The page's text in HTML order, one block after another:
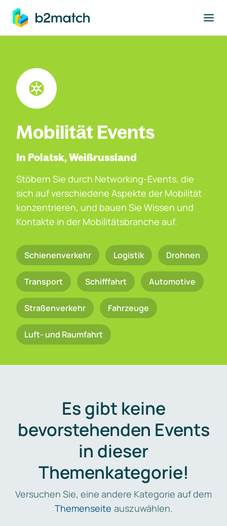
springen
Mobilität Events
In Polatsk, Weißrussland
Stöbern Sie durch Networking-Events, die
sich auf verschiedene Aspekte der Mobilität
konzentrieren, und bauen Sie Wissen und
Kontakte in der Mobilitätsbranche auf.
Schienenverkehr Logistik Drohnen
Transport Schifffahrt Automotive
Straßenverkehr Fahrzeuge
Luft- und Raumfahrt
Es gibt keine
bevorstehenden Events
in dieser
Themenkategorie!
Versuchen Sie, eine andere Kategorie auf dem
Themenseite auszuwählen.